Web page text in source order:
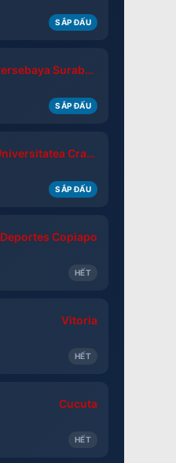
SẮP ĐẤU
Persebaya Surabaya
SẮP ĐẤU
Universitatea Craiova
SẮP ĐẤU
Deportes Copiapo
HẾT
Vitoria
HẾT
Cucuta
HẾT